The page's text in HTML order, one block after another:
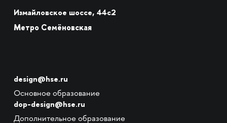
Измайловское шоссе, 44с2
Метро Семёновская
design@hse.ru
Основное образование
dop-design@hse.ru
Дополнительное образование